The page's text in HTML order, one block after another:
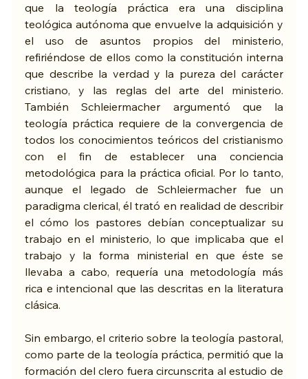
que la teología práctica era una disciplina
teológica autónoma que envuelve la adquisición y
el uso de asuntos propios del ministerio,
refiriéndose de ellos como la constitución interna
que describe la verdad y la pureza del carácter
cristiano, y las reglas del arte del ministerio.
También Schleiermacher argumentó que la
teología práctica requiere de la convergencia de
todos los conocimientos teóricos del cristianismo
con el fin de establecer una conciencia
metodológica para la práctica oficial. Por lo tanto,
aunque el legado de Schleiermacher fue un
paradigma clerical, él trató en realidad de describir
el cómo los pastores debían conceptualizar su
trabajo en el ministerio, lo que implicaba que el
trabajo y la forma ministerial en que éste se
llevaba a cabo, requería una metodología más
rica e intencional que las descritas en la literatura
clásica.
Sin embargo, el criterio sobre la teología pastoral,
como parte de la teología práctica, permitió que la
formación del clero fuera circunscrita al estudio de